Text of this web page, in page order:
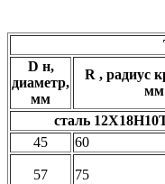
D н,
диаметр,
мм
R , радиус
мм
сталь
45
60
57 75